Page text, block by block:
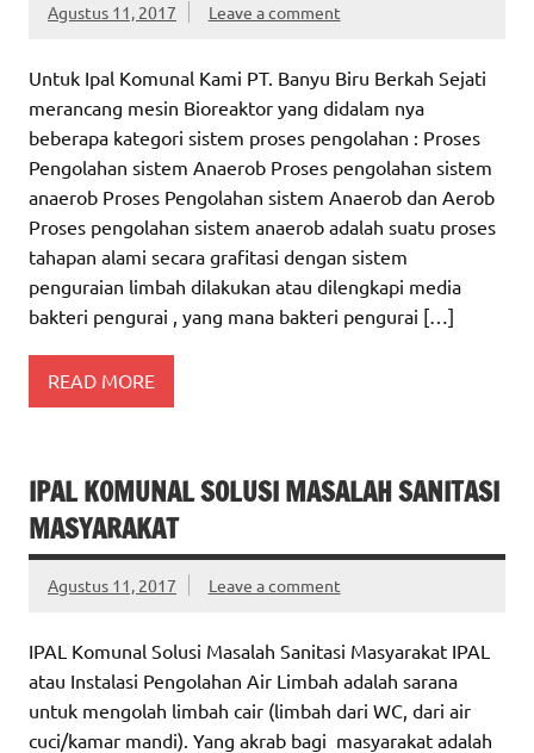
Agustus 11, 2017 Leave a comment
Untuk Ipal Komunal Kami PT. Banyu Biru Berkah Sejati
merancang mesin Bioreaktor yang didalam nya
beberapa kategori sistem proses pengolahan : Proses
Pengolahan sistem Anaerob Proses pengolahan sistem
anaerob Proses Pengolahan sistem Anaerob dan Aerob
Proses pengolahan sistem anaerob adalah suatu proses
tahapan alami secara grafitasi dengan sistem
penguraian limbah dilakukan atau dilengkapi media
bakteri pengurai , yang mana bakteri pengurai […]
READ MORE
IPAL KOMUNAL SOLUSI MASALAH SANITASI
MASYARAKAT
Agustus 11, 2017 Leave a comment
IPAL Komunal Solusi Masalah Sanitasi Masyarakat IPAL
atau Instalasi Pengolahan Air Limbah adalah sarana
untuk mengolah limbah cair (limbah dari WC, dari air
cuci/kamar mandi). Yang akrab bagi masyarakat adalah